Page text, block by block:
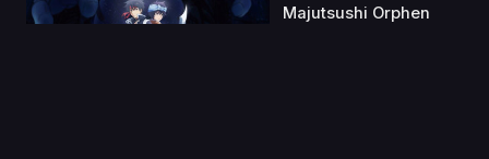
Majutsushi Orphen